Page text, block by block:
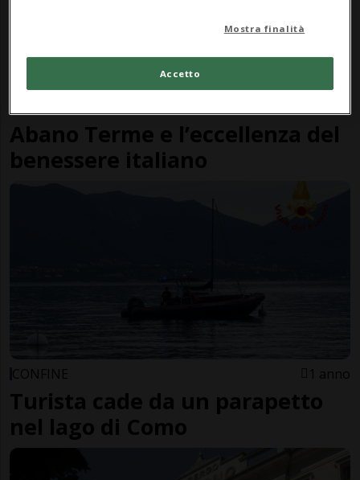
Abano Terme e l’eccellenza del
benessere italiano
CONFINE 1 anno
Turista cade da un parapetto
nel lago di Como
Mostra finalità
Accetto